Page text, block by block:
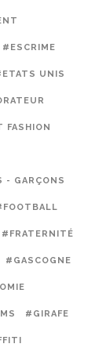
#ESCRIME
UNIS
FASHION
- GARÇONS
#FRATERNITÉ
#GASCOGNE
#GIRAFE